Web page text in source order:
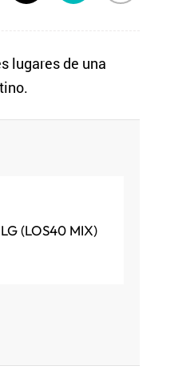
lugares de una
(LOS40 MIX)